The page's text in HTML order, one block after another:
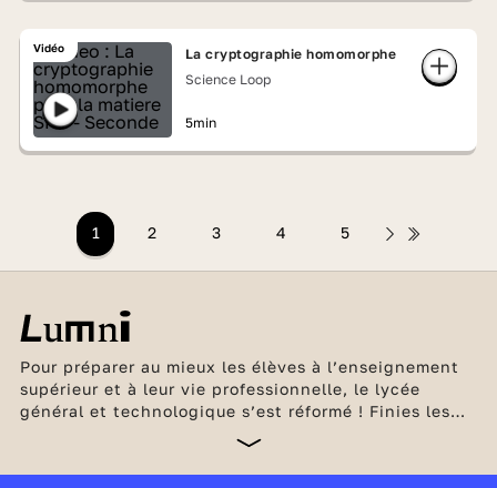
Vidéo
La cryptographie homomorphe
Science Loop
5min
1 2 3 4 5
Pour préparer au mieux les élèves à l’enseignement
supérieur et à leur vie professionnelle, le lycée
général et technologique s’est réformé ! Finies les
personnel de chaque élève. Celui-ci compose ainsi